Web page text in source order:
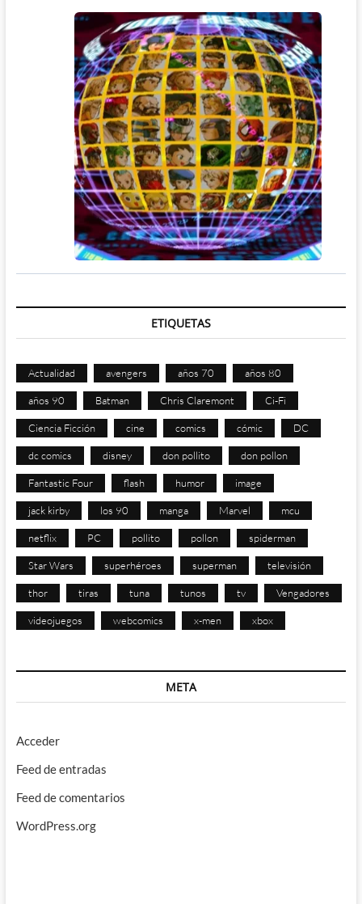
ETIQUETAS
Actualidad avengers años 70 años 80
años 90 Batman Chris Claremont Ci-Fi
Ciencia Ficción cine comics cómic DC
dc comics disney don pollito don pollon
Fantastic Four flash humor image
jack kirby los 90 manga Marvel mcu
netflix PC pollito pollon spiderman
Star Wars superhéroes superman televisión
thor tiras tuna tunos tv Vengadores
videojuegos webcomics x-men xbox
META
Acceder
Feed de entradas
Feed de comentarios
WordPress.org